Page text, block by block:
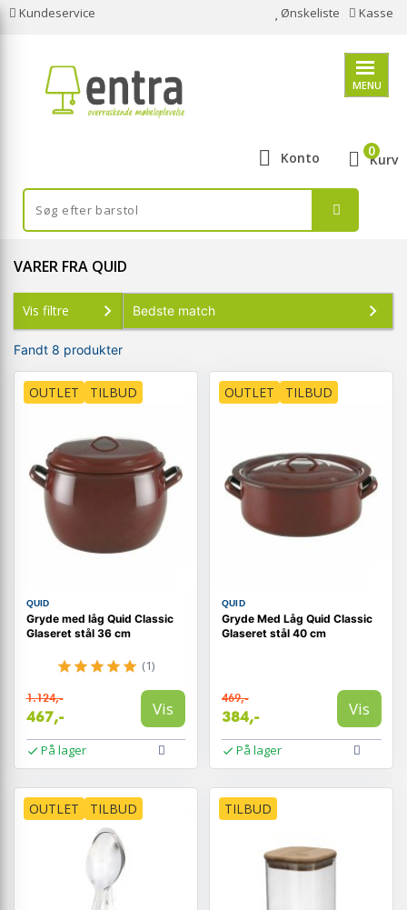
Kundeservice Ønskeliste Kasse
MENU
Konto Kurv
0
VARER FRA QUID
Vis filtre
Fandt 8 produkter
OUTLET TILBUD
QUID
Gryde med låg Quid Classic
Glaseret stål 36 cm
(1)
1.124,-
467,- Vis
På lager
OUTLET TILBUD
QUID
Gryde Med Låg Quid Classic
Glaseret stål 40 cm
469,-
384,- Vis
På lager
OUTLET TILBUD TILBUD